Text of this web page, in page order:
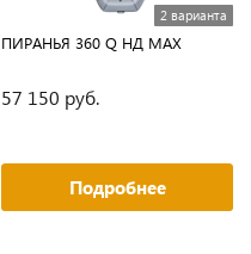
2 варианта
ПИРАНЬЯ 360 Q НД MAX
57 150 руб.
Подробнее